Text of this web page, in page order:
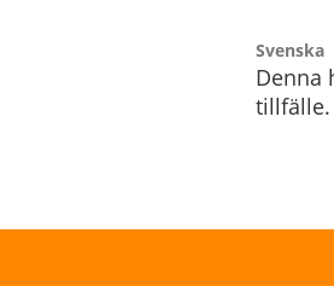
Svenska
Denna
tillfälle.